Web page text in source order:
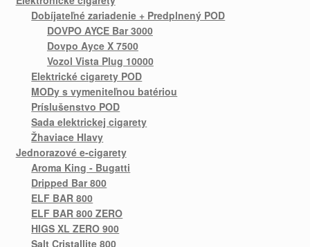
Dobíjateľné zariadenie + Predplnený POD
DOVPO AYCE Bar 3000
Dovpo Ayce X 7500
Vozol Vista Plug 10000
Elektrické cigarety POD
MODy s vymeniteľnou batériou
Príslušenstvo POD
Sada elektrickej cigarety
Žhaviace Hlavy
Jednorazové e-cigarety
Aroma King - Bugatti
Dripped Bar 800
ELF BAR 800
ELF BAR 800 ZERO
HIGS XL ZERO 900
Salt Cristallite 800